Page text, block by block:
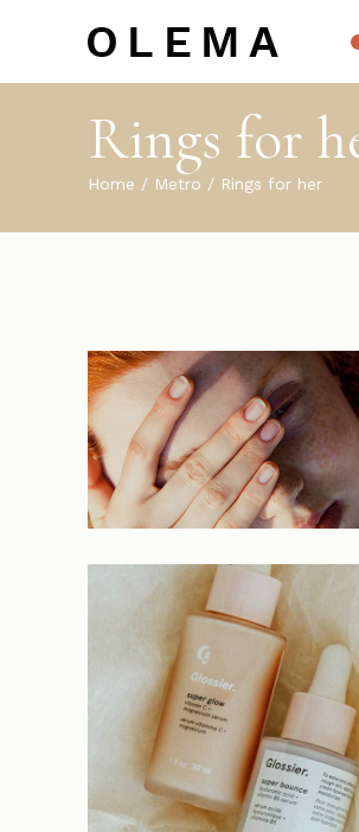
Rings for
Home Metro Rings for her